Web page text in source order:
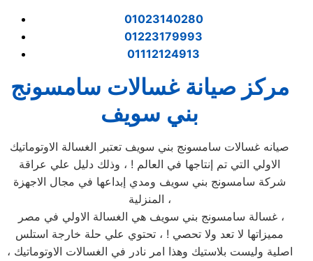
01023140280
01223179993
01112124913
مركز صيانة غسالات سامسونج
بني سويف
صيانه غسالات سامسونج بني سويف تعتبر الغسالة الاوتوماتيك
الاولي التي تم إنتاجها في العالم ! ، وذلك دليل علي عراقة
شركة سامسونج بني سويف ومدي إبداعها في مجال الاجهزة
المنزلية ،
غسالة سامسونج بني سويف هي الغسالة الاولي في مصر ،
مميزاتها لا تعد ولا تحصي ! ، تحتوي علي حلة خارجة استلس
اصلية وليست بلاستيك وهذا امر نادر في الغسالات الاوتوماتيك ،